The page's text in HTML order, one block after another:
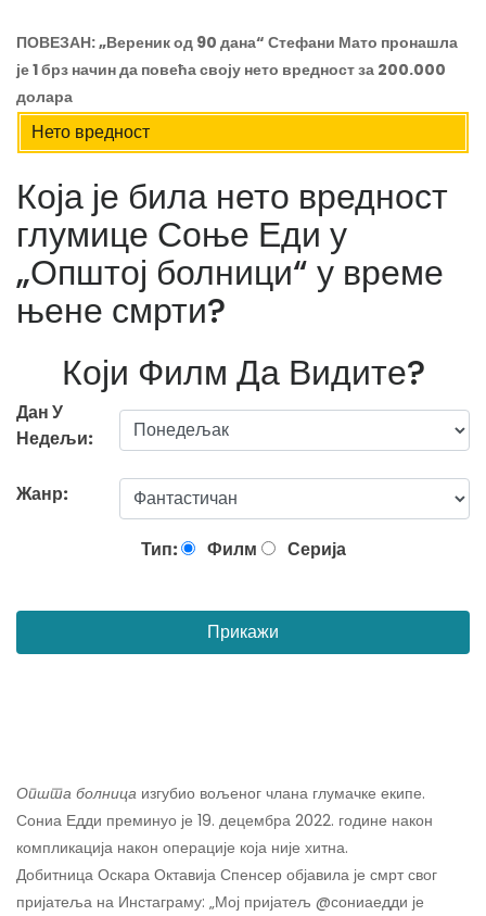
ПОВЕЗАН: „Вереник од 90 дана“ Стефани Мато пронашла
је 1 брз начин да повећа своју нето вредност за 200.000
долара
Нето вредност
Која је била нето вредност
глумице Соње Еди у
„Општој болници“ у време
њене смрти?
Који Филм Да Видите?
Дан У
Недељи:
Жанр:
Тип: Филм Серија
Прикажи
Општа болница изгубио вољеног члана глумачке екипе.
Сониа Едди преминуо је 19. децембра 2022. године након
компликација након операције која није хитна.
Добитница Оскара Октавија Спенсер објавила је смрт свог
пријатеља на Инстаграму: „Мој пријатељ @сониаедди је